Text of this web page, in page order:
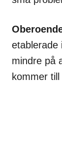
etablerade
mindre på
kommer till